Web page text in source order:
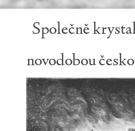
Společně
novodobou